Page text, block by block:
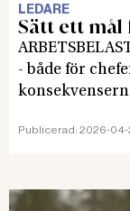
LEDARE
Sätt ett mål
- både för
medarbetare
Publicerad: 2026-04-